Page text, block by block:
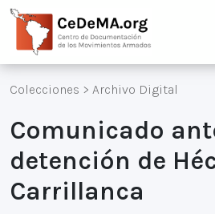
Colecciones > Archivo Digital
Comunicado
detención de
Carrillanca